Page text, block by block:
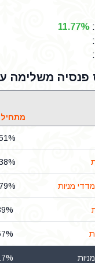
:
11.77%
:
:
פנסיה משלימה
מניות